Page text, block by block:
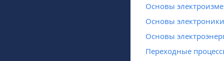
Основы
Основы электроники
Основы
Переходные